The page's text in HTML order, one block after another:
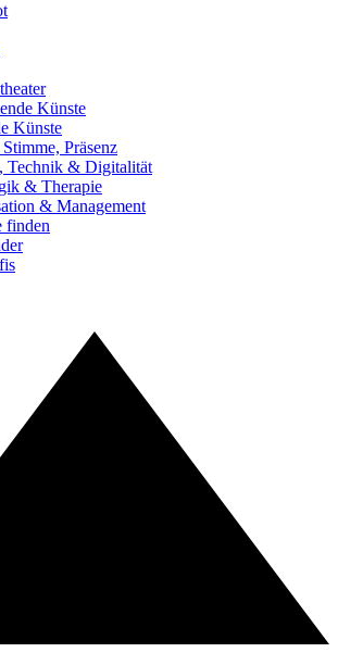
Künste
Künste
Präsenz
Technik & Digitalität
& Therapie
& Management
finden